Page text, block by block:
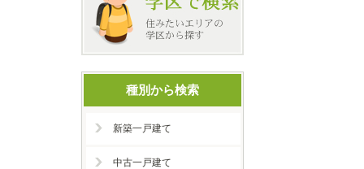
種別から検索
新築一戸建て
中古一戸建て